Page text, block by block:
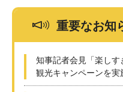
重要なお知
知事記者会見「楽し
観光キャンペーンを実